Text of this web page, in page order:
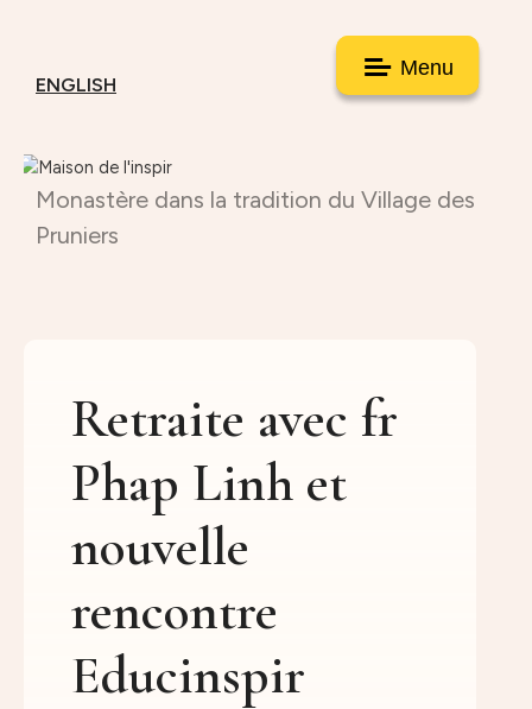
Menu
ENGLISH
Monastère dans la tradition du Village des
Pruniers
Retraite avec fr
Phap Linh et
nouvelle
rencontre
Educinspir